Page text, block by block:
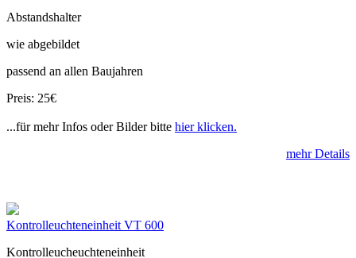
Abstandshalter
wie abgebildet
passend an allen Baujahren
Preis: 25€
...für mehr Infos oder Bilder bitte hier klicken.
mehr Details
Kontrolleuchteneinheit VT 600
Kontrolleucheuchteneinheit